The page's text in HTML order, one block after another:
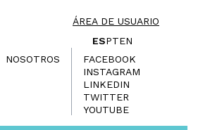
ÁREA DE USUARIO
ESPTEN
NOSOTROS
FACEBOOK
INSTAGRAM
LINKEDIN
TWITTER
YOUTUBE